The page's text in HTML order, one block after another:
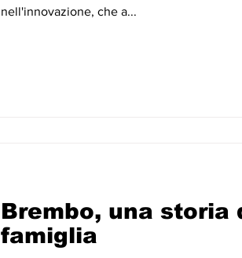
nell'innovazione, che a...
Brembo, una storia
famiglia